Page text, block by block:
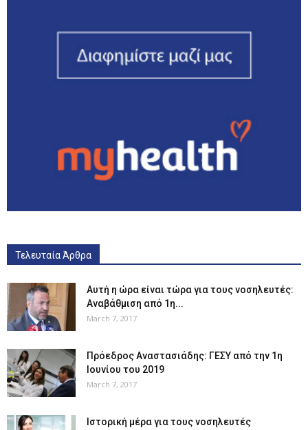
Τελευταία Άρθρα
Αυτή η ώρα είναι τώρα για τους νοσηλευτές:
Αναβάθμιση από 1η...
March 7, 2017
Πρόεδρος Αναστασιάδης: ΓΕΣΥ από την 1η
Ιουνίου του 2019
March 7, 2017
Ιστορική μέρα για τους νοσηλευτές